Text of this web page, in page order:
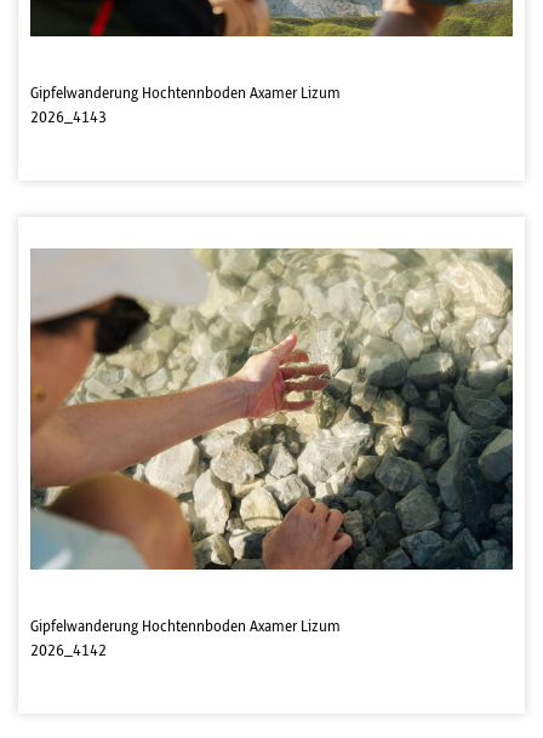
Gipfelwanderung Hochtennboden Axamer Lizum
2026_4143
Gipfelwanderung Hochtennboden Axamer Lizum
2026_4142